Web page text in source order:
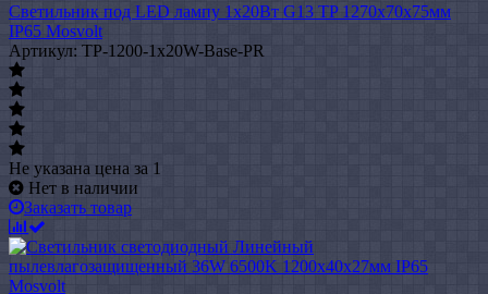
Светильник под LED лампу 1х20Вт G13 TP 1270х70х75мм
IP65 Mosvolt
Артикул: TP-1200-1x20W-Base-PR
Не указана цена за 1
Нет в наличии
Заказать товар